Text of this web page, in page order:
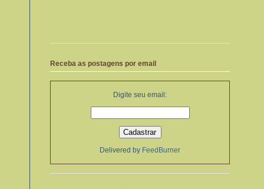
Receba as postagens por email
Digite seu email:
Delivered by FeedBurner